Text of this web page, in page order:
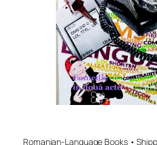
Romanian-Language Books •